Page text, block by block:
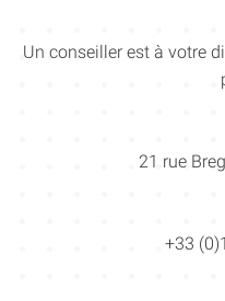
Un conseiller est à votre
21 rue
+33